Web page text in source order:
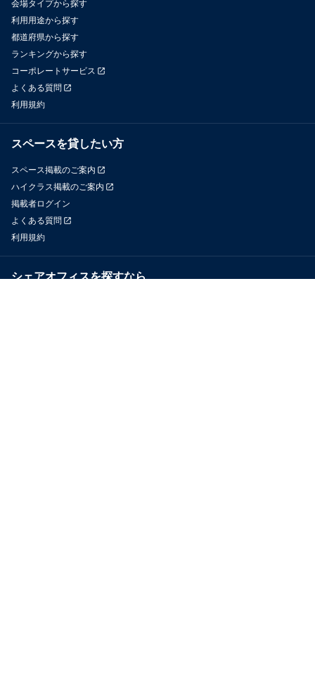
会場タイプから探す
利用用途から探す
都道府県から探す
ランキングから探す
コーポレートサービス
よくある質問
利用規約
スペースを貸したい方
スペース掲載のご案内
ハイクラス掲載のご案内
掲載者ログイン
よくある質問
利用規約
シェアオフィスを探すなら